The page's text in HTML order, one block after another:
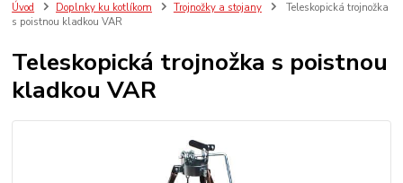
Úvod Doplnky ku kotlíkom Trojnožky a stojany
Teleskopická trojnožka
s poistnou kladkou VAR
Teleskopická trojnožka s poistnou
kladkou VAR